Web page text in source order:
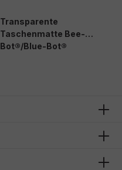
Transparente
Taschenmatte Bee-
Bot®/Blue-Bot®